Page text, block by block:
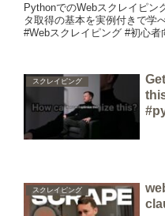
PythonでのWebスクレイピン
タ取得の基本を実例付きで学
#Webスクレイピング #初心
スクレイピング
スクレイピング